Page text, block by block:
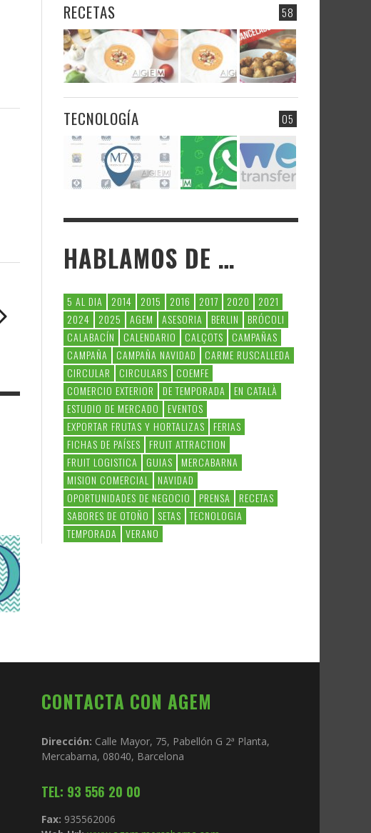
58
RECETAS
05
TECNOLOGÍA
HABLAMOS DE …
5 AL DIA 2014 2015 2016 2017 2020
2021
2024
2025 AGEM ASESORIA BERLIN
BRÓCOLI
CALABACÍN
CALENDARIO CALÇOTS
CAMPAÑAS
CAMPAÑA
CAMPAÑA NAVIDAD
CARME RUSCALLEDA
CIRCULAR
CIRCULARS
COEMFE
COMERCIO EXTERIOR
DE TEMPORADA
EN CATALÀ
ESTUDIO DE MERCADO
EVENTOS
EXPORTAR FRUTAS Y HORTALIZAS
FERIAS
FICHAS DE PAÍSES
FRUIT ATTRACTION
FRUIT LOGISTICA
GUIAS
MERCABARNA
MISION COMERCIAL
NAVIDAD
OPORTUNIDADES DE NEGOCIO
PRENSA
RECETAS
SABORES DE OTOÑO
SETAS
TECNOLOGIA
TEMPORADA
VERANO
CONTACTA CON AGEM
Dirección: Calle Mayor, 75, Pabellón G 2ª Planta,
Mercabarna, 08040, Barcelona
TEL: 93 556 20 00
Fax: 935562006